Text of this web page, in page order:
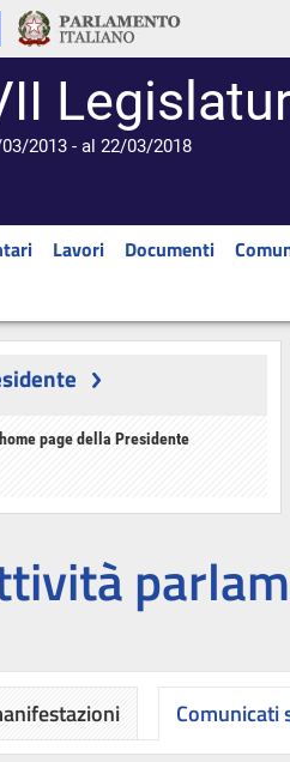
2013 - al 22/03/2018
Lavori Documenti
page della Presidente
Comunicati